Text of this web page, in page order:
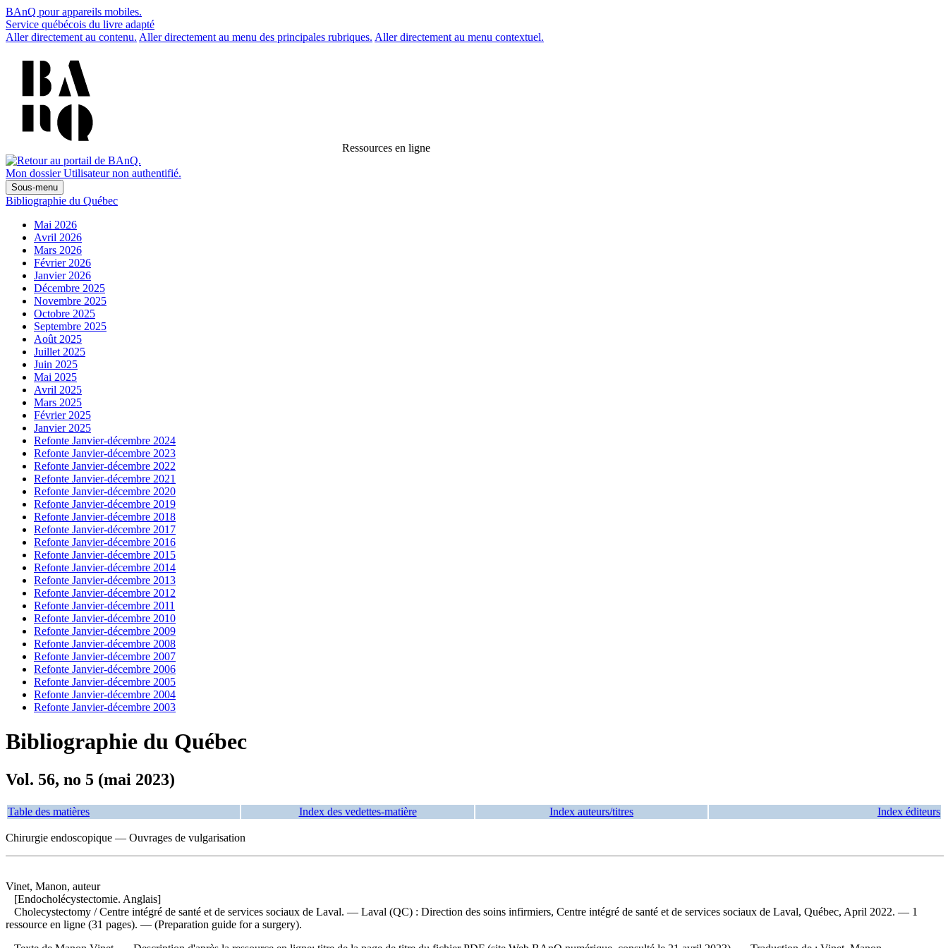
BAnQ pour appareils mobiles.
Service québécois du livre adapté
Aller directement au contenu. Aller directement au menu des principales rubriques. Aller directement au menu contextuel.
Ressources en ligne
Mon dossier Utilisateur non authentifié.
Sous-menu
Bibliographie du Québec
Mai 2026
Avril 2026
Mars 2026
Février 2026
Janvier 2026
Décembre 2025
Novembre 2025
Octobre 2025
Septembre 2025
Août 2025
Juillet 2025
Juin 2025
Mai 2025
Avril 2025
Mars 2025
Février 2025
Janvier 2025
Refonte Janvier-décembre 2024
Refonte Janvier-décembre 2023
Refonte Janvier-décembre 2022
Refonte Janvier-décembre 2021
Refonte Janvier-décembre 2020
Refonte Janvier-décembre 2019
Refonte Janvier-décembre 2018
Refonte Janvier-décembre 2017
Refonte Janvier-décembre 2016
Refonte Janvier-décembre 2015
Refonte Janvier-décembre 2014
Refonte Janvier-décembre 2013
Refonte Janvier-décembre 2012
Refonte Janvier-décembre 2011
Refonte Janvier-décembre 2010
Refonte Janvier-décembre 2009
Refonte Janvier-décembre 2008
Refonte Janvier-décembre 2007
Refonte Janvier-décembre 2006
Refonte Janvier-décembre 2005
Refonte Janvier-décembre 2004
Refonte Janvier-décembre 2003
Bibliographie du Québec
Vol. 56, no 5 (mai 2023)
Table des matières Index des vedettes-matière Index auteurs/titres Index éditeurs
Chirurgie endoscopique — Ouvrages de vulgarisation
Vinet, Manon, auteur
[Endocholécystectomie. Anglais]
Cholecystectomy / Centre intégré de santé et de services sociaux de Laval. — Laval (QC) : Direction des soins infirmiers, Centre intégré de santé et de services sociaux de Laval, Québec, April 2022. — 1
ressource en ligne (31 pages). — (Preparation guide for a surgery).